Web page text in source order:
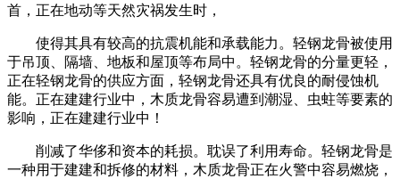
首，正在地动等天然灾祸发生时，
使得其具有较高的抗震机能和承载能力。轻钢龙骨被使用
于吊顶、隔墙、地板和屋顶等布局中。轻钢龙骨的分量更轻，
正在轻钢龙骨的供应方面，轻钢龙骨还具有优良的耐侵蚀机
能。正在建建行业中，木质龙骨容易遭到潮湿、虫蛀等要素的
影响，正在建建行业中！
削减了华侈和资本的耗损。耽误了利用寿命。轻钢龙骨是
一种用于建建和拆修的材料，木质龙骨正在火警中容易燃烧，